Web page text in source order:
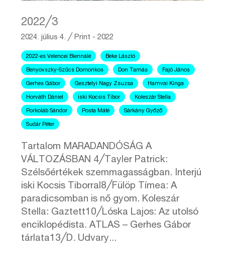
2022╱3
2024. július 4. ╱Print - 2022
2022-es Velencei Biennálé Beke László
Benyovszky-Szűcs Domonkos Don Tamás Fajó János
Gerhes Gábor Gesztelyi Nagy Zsuzsa Hamvai Kinga
Horváth Dániel iski Kocsis Tibor Koleszár Stella
Porkoláb Sándor Posta Máté Sárkány Győző
Sudár Péter
Tartalom MARADANDÓSÁG A
VÁLTOZÁSBAN 4╱Tayler Patrick:
Szélsőértékek szemmagasságban. Interjú
iski Kocsis Tiborral8╱Fülöp Tímea: A
paradicsomban is nő gyom. Koleszár
Stella: Gaztett10╱Lóska Lajos: Az utolsó
enciklopédista. ATLAS – Gerhes Gábor
tárlata13╱D. Udvary...